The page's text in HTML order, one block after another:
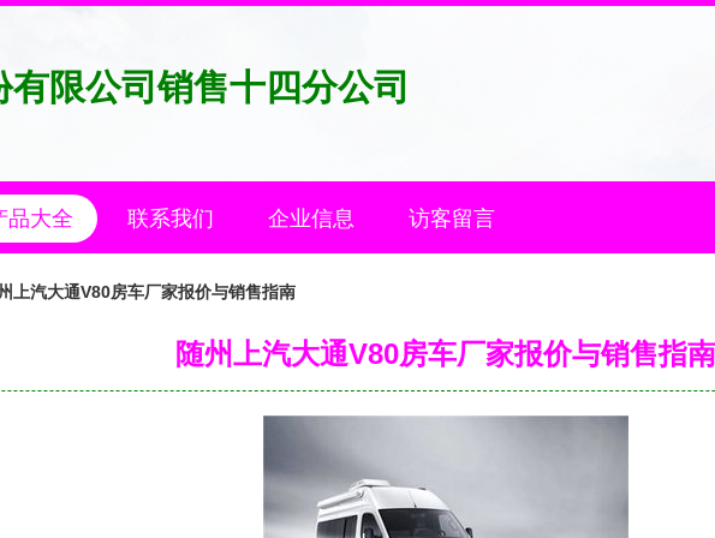
限公司销售十四分公司
品大全 联系我们 企业信息 访客留言
上汽大通V80房车厂家报价与销售指南
随州上汽大通V80房车厂家报价与销售指南